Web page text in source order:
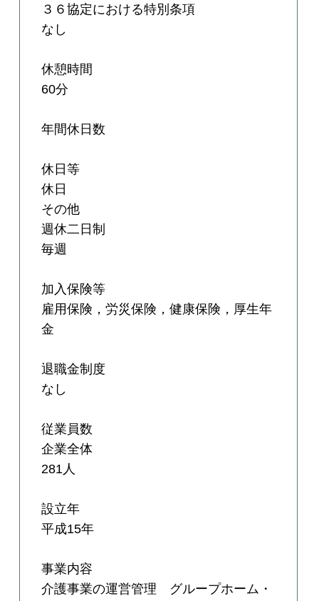
３６協定における特別条項
なし
休憩時間
60分
年間休日数
休日等
休日
その他
週休二日制
毎週
加入保険等
雇用保険，労災保険，健康保険，厚生年
金
退職金制度
なし
従業員数
企業全体
281人
設立年
平成15年
事業内容
介護事業の運営管理 グループホーム・